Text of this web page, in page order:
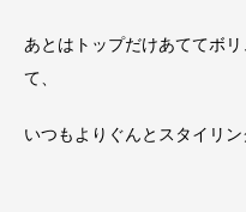
あとはトップだけあててボ
て、
いつもよりぐんとスタイリ